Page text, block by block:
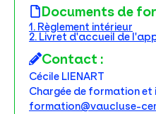
Documents de
1. Règlement intérieur
2. Livret d'accueil de
Contact :
Cécile LIENART
Chargée de formation
formation@vaucluse-